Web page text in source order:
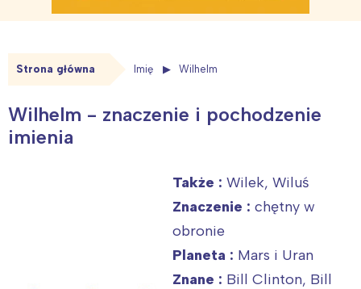
Strona główna Imię Wilhelm
Wilhelm - znaczenie i pochodzenie
imienia
Także : Wilek, Wiluś
Znaczenie : chętny w
obronie
Planeta : Mars i Uran
Znane : Bill Clinton, Bill